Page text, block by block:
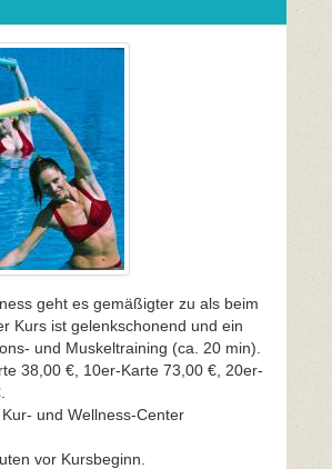
geht es gemäßigter zu als beim
Kurs ist gelenkschonend und ein
und Muskeltraining (ca. 20 min).
38,00 €, 10er-Karte 73,00 €, 20er-
und Wellness-Center
vor Kursbeginn.